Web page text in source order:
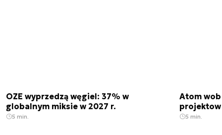
OZE wyprzedzą węgiel: 37% w
globalnym miksie w 2027 r.
5 min.
Atom
5 min.